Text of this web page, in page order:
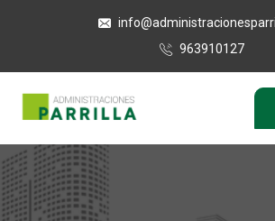
963910127